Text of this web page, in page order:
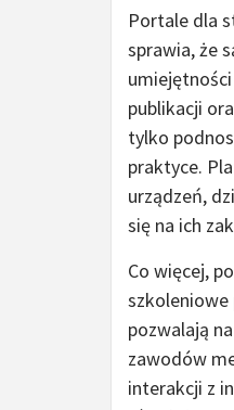
Portale dla
sprawia, że
publikacji
tylko
praktyce.
urządzeń,
się na ich
Co więcej,
szkoleniowe
pozwalają
zawodów
interakcji z